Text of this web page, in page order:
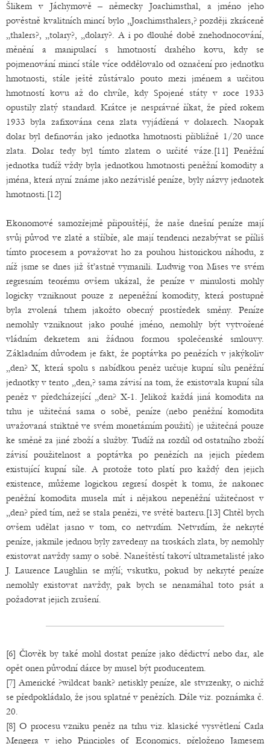
Šlikem v Jáchymově – německy Joachimsthal, a jméno jeho
pověstně kvalitních mincí bylo „Joachimsthalers,? později zkráceně
„thalers?, „tolary?, „dolary?. A i po dlouhé době znehodnocování,
měnění a manipulací s hmotností drahého kovu, kdy se
pojmenování mincí stále více oddělovalo od označení pro jednotku
hmotnosti, stále ještě zůstávalo pouto mezi jménem a určitou
hmotností kovu až do chvíle, kdy Spojené státy v roce 1933
opustily zlatý standard. Krátce je nesprávné říkat, že před rokem
1933 byla zafixována cena zlata vyjádřená v dolarech. Naopak
dolar byl definován jako jednotka hmotnosti přibližně 1/20 unce
zlata. Dolar tedy byl tímto zlatem o určité váze.[11] Peněžní
jednotka tudíž vždy byla jednotkou hmotnosti peněžní komodity a
jména, která nyní známe jako nezávislé peníze, byly názvy jednotek
hmotnosti.[12]
Ekonomové samozřejmě připouštějí, že naše dnešní peníze mají
svůj původ ve zlatě a stříbře, ale mají tendenci nezabývat se příliš
tímto procesem a považovat ho za pouhou historickou náhodu, z
níž jsme se dnes již šťastně vymanili. Ludwig von Mises ve svém
regresním teorému ovšem ukázal, že peníze v minulosti mohly
logicky vzniknout pouze z nepeněžní komodity, která postupně
byla zvolená trhem jakožto obecný prostředek směny. Peníze
nemohly vzniknout jako pouhé jméno, nemohly být vytvořené
vládním dekretem ani žádnou formou společenské smlouvy.
Základním důvodem je fakt, že poptávka po penězích v jakýkoliv
„den? X, která spolu s nabídkou peněz určuje kupní sílu peněžní
jednotky v tento „den,? sama závisí na tom, že existovala kupní síla
peněz v předcházející „den? X-1. Jelikož každá jiná komodita na
trhu je užitečná sama o sobě, peníze (nebo peněžní komodita
uvažovaná striktně ve svém monetárním použití) je užitečná pouze
ke směně za jiné zboží a služby. Tudíž na rozdíl od ostatního zboží
závisí použitelnost a poptávka po penězích na jejich předem
existující kupní síle. A protože toto platí pro každý den jejich
existence, můžeme logickou regresí dospět k tomu, že nakonec
peněžní komodita musela mít i nějakou nepeněžní užitečnost v
„den? před tím, než se stala penězi, ve světě barteru.[13] Chtěl bych
ovšem udělat jasno v tom, co netvrdím. Netvrdím, že nekryté
peníze, jakmile jednou byly zavedeny na troskách zlata, by nemohly
existovat navždy samy o sobě. Naneštěstí takoví ultrametalisté jako
J. Laurence Laughlin se mýlí; vskutku, pokud by nekryté peníze
nemohly existovat navždy, pak bych se nenamáhal toto psát a
požadovat jejich zrušení.
[6] Člověk by také mohl dostat peníze jako dědictví nebo dar, ale
opět onen původní dárce by musel být producentem.
[7] Americké ?wildcat bank? netiskly peníze, ale stvrzenky, o nichž
se předpokládalo, že jsou splatné v penězích. Dále viz. poznámka č.
20.
[8] O procesu vzniku peněz na trhu viz. klasické vysvětlení Carla
Mengera v jeho Principles of Economics, přeloženo Jamesem